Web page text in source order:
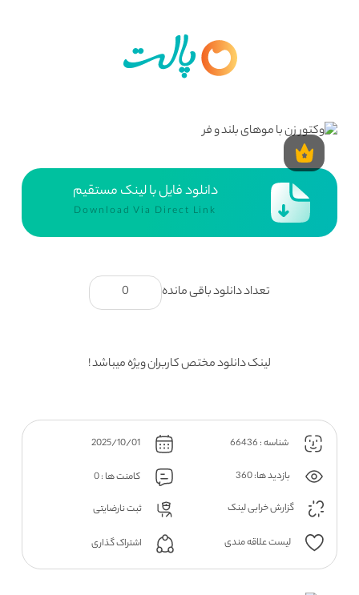
دانلود فایل با لینک مستقیم
Download Via Direct Link
تعداد دانلود باقی مانده 0
لینک دانلود مختص کاربران ویژه میباشد !
شناسه : 66436 2025/10/01
بازدید ها: 360
کامنت ها : 0
گزارش خرابی لینک
ثبت نارضایتی
لیست علاقه مندی اشتراک گذاری